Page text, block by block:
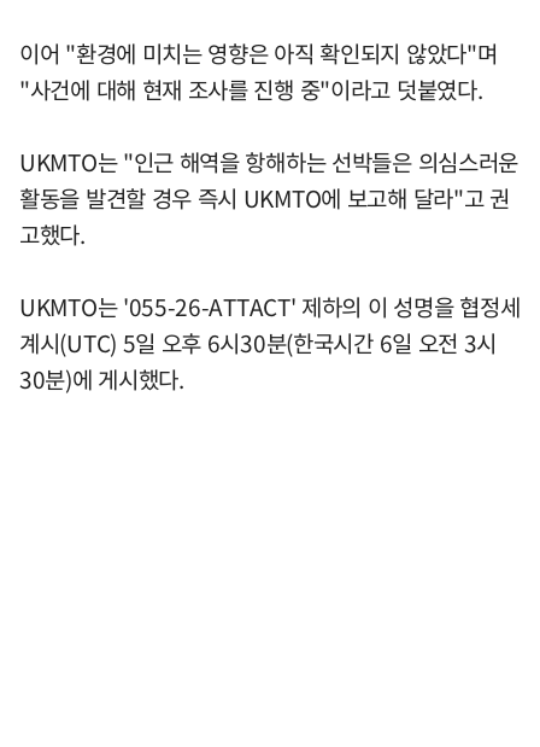
이어 "환경에 미치는 영향은 아직 확인되지 않았다"며
"사건에 대해 현재 조사를 진행 중"이라고 덧붙였다.
UKMTO는 "인근 해역을 항해하는 선박들은 의심스러운
활동을 발견할 경우 즉시 UKMTO에 보고해 달라"고 권
고했다.
UKMTO는 '055-26-ATTACT' 제하의 이 성명을 협정세
계시(UTC) 5일 오후 6시30분(한국시간 6일 오전 3시
30분)에 게시했다.